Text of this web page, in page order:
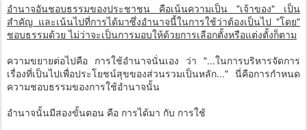
อำนาจอันชอบธรรมของประชาชน คือเน้นความเป็น "เจ้าของ" เป็น
สำคัญ และเน้นไปที่การได้มาซึ่งอำนาจนี้ในการใช้ว่าต้องเป็นไป "โดย"
ชอบธรรมด้วย ไม่ว่าจะเป็นการมอบให้ด้วยการเลือกตั้งหรือแต่งตั้งก็ตาม
ความขยายต่อไปคือ การใช้อำนาจนั่นเอง ว่า "...ในการบริหารจัดการ
เรื่องที่เป็นไปเพื่อประโยชน์สุขของส่วนรวมเป็นหลัก..." นี่คือการกำหนด
ความชอบธรรมของการใช้อำนาจนั้น
อำนาจนั้นมีสองขั้นตอน คือ การได้มา กับ การใช้